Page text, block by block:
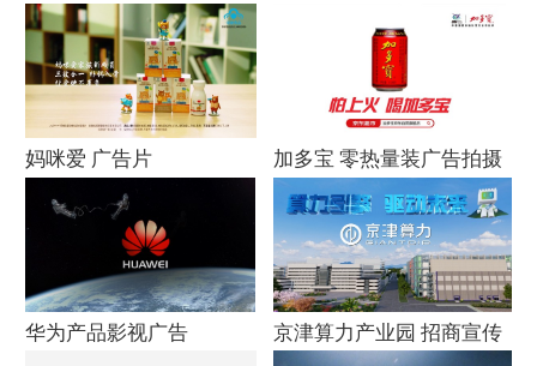
妈咪爱 广告片 加多宝 零热量装广告拍摄
华为产品影视广告
京津算力产业园 招商宣传